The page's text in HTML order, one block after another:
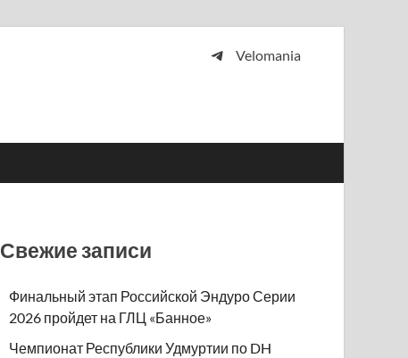
Velomania
Свежие записи
Финальный этап Российской Эндуро Серии
2026 пройдет на ГЛЦ «Банное»
Чемпионат Республики Удмуртии по DH